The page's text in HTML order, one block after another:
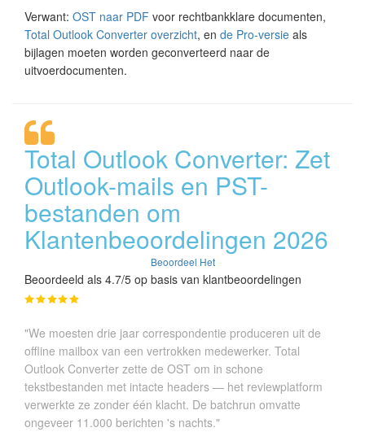
Verwant: OST naar PDF voor rechtbankklare documenten,
Total Outlook Converter overzicht, en de Pro-versie als
bijlagen moeten worden geconverteerd naar de
uitvoerdocumenten.
Total Outlook Converter: Zet
Outlook-mails en PST-
bestanden om
Klantenbeoordelingen 2026
Beoordeel Het
Beoordeeld als 4.7/5 op basis van klantbeoordelingen
"We moesten drie jaar correspondentie produceren uit de
offline mailbox van een vertrokken medewerker. Total
Outlook Converter zette de OST om in schone
tekstbestanden met intacte headers — het reviewplatform
verwerkte ze zonder één klacht. De batchrun omvatte
ongeveer 11.000 berichten 's nachts."